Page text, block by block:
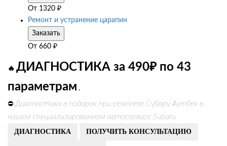
От 1320 ₽
Ремонт и устранение царапин
Заказать
От 660 ₽
🔥 ДИАГНОСТИКА за 490₽ по 43
параметрам .
⛔ Диагностика в подарок при ремонте Субару Аутбек в
нашем специализированном автосервисе Subaru
ДИАГНОСТИКА ПОЛУЧИТЬ КОНСУЛЬТАЦИЮ